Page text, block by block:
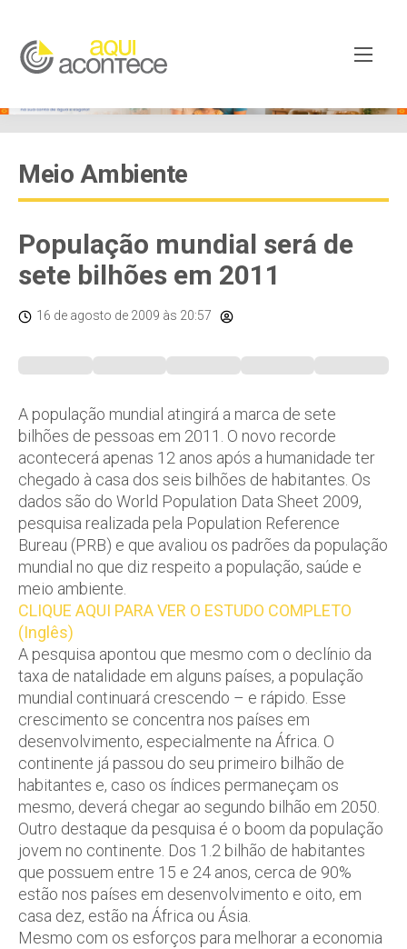
Meio Ambiente
População mundial será de
sete bilhões em 2011
16 de agosto de 2009 às 20:57
A população mundial atingirá a marca de sete
bilhões de pessoas em 2011. O novo recorde
acontecerá apenas 12 anos após a humanidade ter
chegado à casa dos seis bilhões de habitantes. Os
dados são do World Population Data Sheet 2009,
pesquisa realizada pela Population Reference
Bureau (PRB) e que avaliou os padrões da população
mundial no que diz respeito a população, saúde e
meio ambiente.
CLIQUE AQUI PARA VER O ESTUDO COMPLETO
(Inglês)
A pesquisa apontou que mesmo com o declínio da
taxa de natalidade em alguns países, a população
mundial continuará crescendo – e rápido. Esse
crescimento se concentra nos países em
desenvolvimento, especialmente na África. O
continente já passou do seu primeiro bilhão de
habitantes e, caso os índices permaneçam os
mesmo, deverá chegar ao segundo bilhão em 2050.
Outro destaque da pesquisa é o boom da população
jovem no continente. Dos 1.2 bilhão de habitantes
que possuem entre 15 e 24 anos, cerca de 90%
estão nos países em desenvolvimento e oito, em
casa dez, estão na África ou Ásia.
Mesmo com os esforços para melhorar a economia